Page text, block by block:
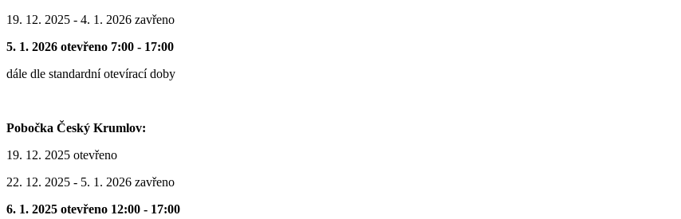
19. 12. 2025 - 4. 1. 2026 zavřeno
5. 1. 2026 otevřeno 7:00 - 17:00
dále dle standardní otevírací doby
Pobočka Český Krumlov:
19. 12. 2025 otevřeno
22. 12. 2025 - 5. 1. 2026 zavřeno
6. 1. 2025 otevřeno 12:00 - 17:00